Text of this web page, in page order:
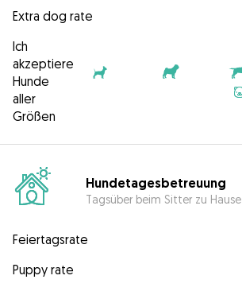
Extra dog rate
Ich
akzeptiere
Hunde
aller
Größen
Hundetagesbetreuung
Tagsüber beim Sitter zu Hause
Feiertagsrate
Puppy rate